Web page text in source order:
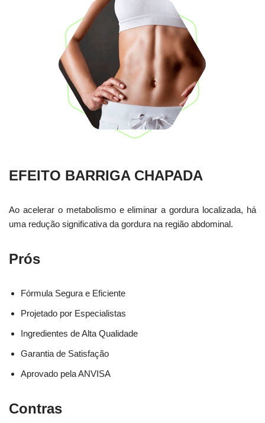
EFEITO BARRIGA CHAPADA
Ao acelerar o metabolismo e eliminar a gordura localizada, há
uma redução significativa da gordura na região abdominal.
Prós
Fórmula Segura e Eficiente
Projetado por Especialistas
Ingredientes de Alta Qualidade
Garantia de Satisfação
Aprovado pela ANVISA
Contras